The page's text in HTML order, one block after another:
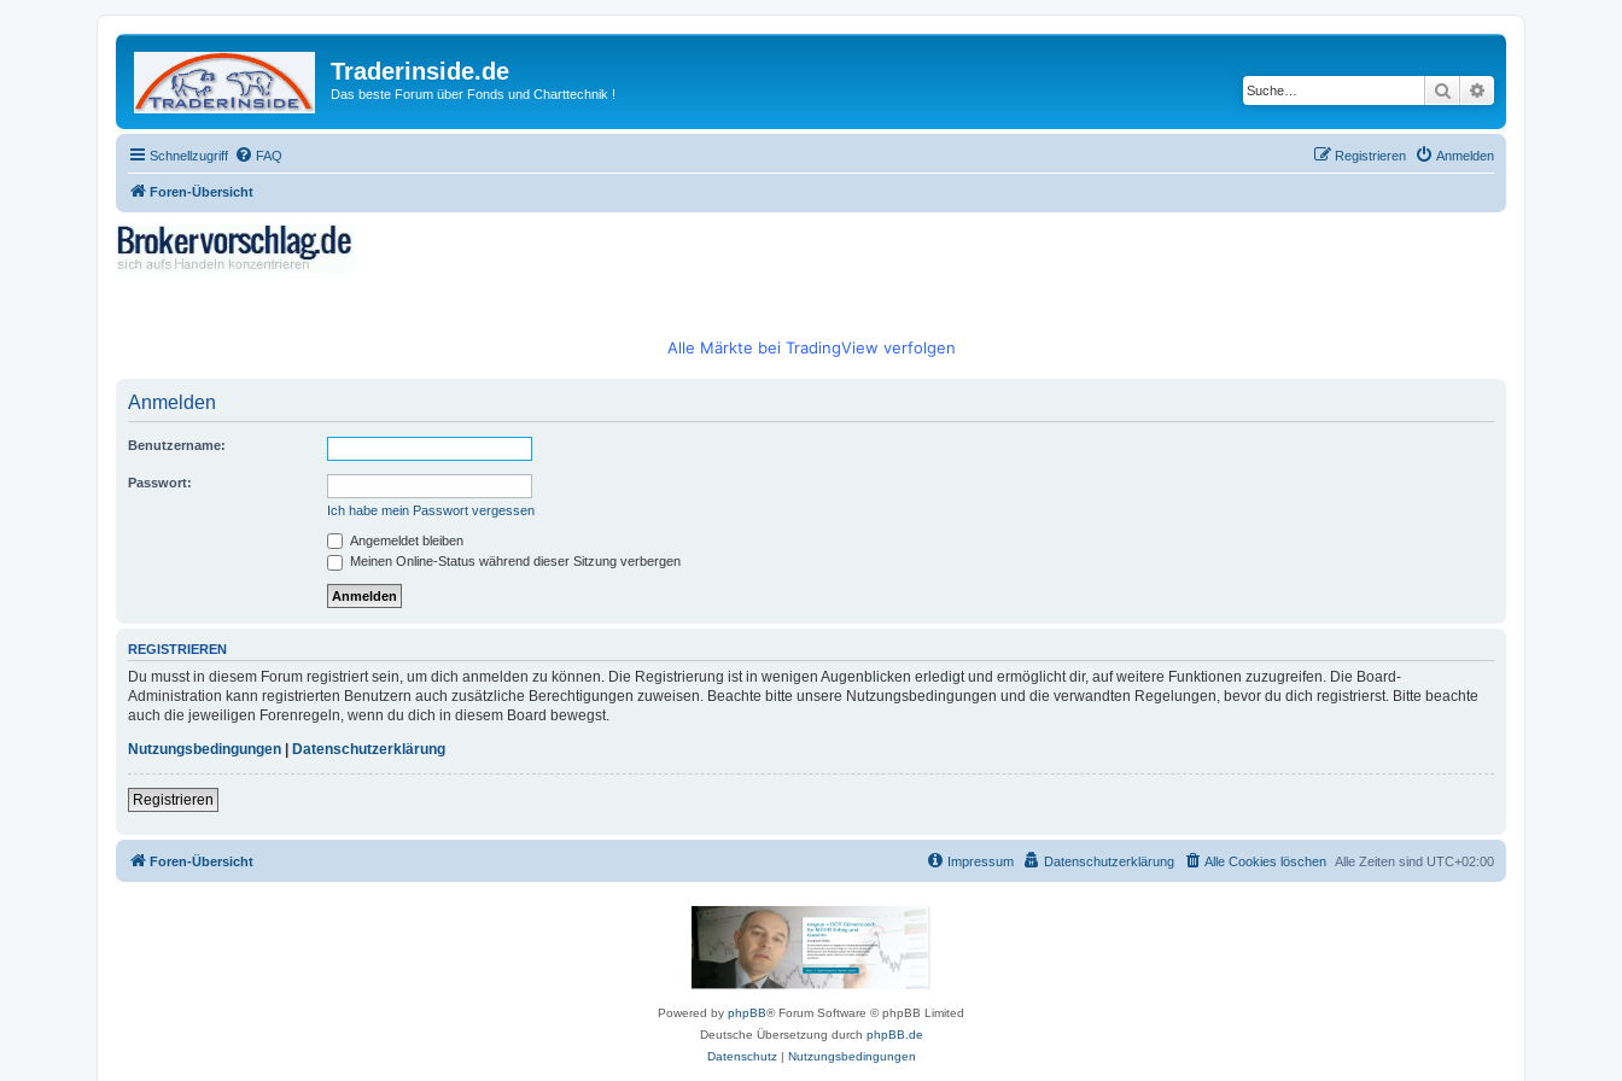
Traderinside.de
Das beste Forum über Fonds und Charttechnik ! Suche
Schnellzugriff FAQ Anmelden
Registrieren
Foren-Übersicht
Alle Märkte bei TradingView verfolgen
Anmelden
Benutzername:
Passwort:
Ich habe mein Passwort vergessen
Angemeldet bleiben
Meinen Online-Status während dieser Sitzung verbergen
REGISTRIEREN
Du musst in diesem Forum registriert sein, um dich anmelden zu können. Die Registrierung ist in wenigen Augenblicken erledigt und ermöglicht dir, auf weitere Funktionen zuzugreifen. Die Board-
Administration kann registrierten Benutzern auch zusätzliche Berechtigungen zuweisen. Beachte bitte unsere Nutzungsbedingungen und die verwandten Regelungen, bevor du dich registrierst. Bitte beachte
auch die jeweiligen Forenregeln, wenn du dich in diesem Board bewegst.
Nutzungsbedingungen
Datenschutzerklärung
Registrieren
Foren-Übersicht Alle Zeiten sind UTC+02:00
Alle Cookies löschen
Datenschutzerklärung
Impressum
Powered by phpBB® Forum Software © phpBB Limited
Deutsche Übersetzung durch phpBB.de
Datenschutz| Nutzungsbedingungen